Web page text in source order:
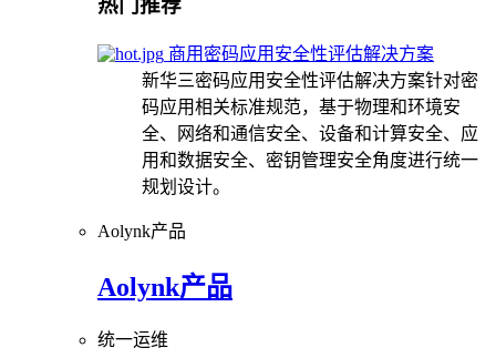
热门推荐
商用密码应用安全性评估解决方案
新华三密码应用安全性评估解决方案针对密
码应用相关标准规范，基于物理和环境安
全、网络和通信安全、设备和计算安全、应
用和数据安全、密钥管理安全角度进行统一
规划设计。
Aolynk产品
Aolynk产品
统一运维